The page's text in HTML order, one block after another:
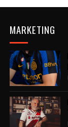
MARKETING